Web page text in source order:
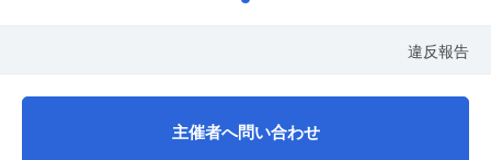
違反報告
主催者へ問い合わせ